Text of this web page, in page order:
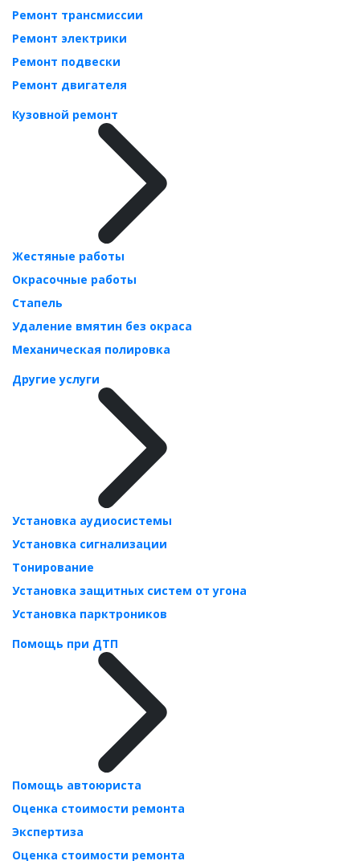
Ремонт трансмиссии
Ремонт электрики
Ремонт подвески
Ремонт двигателя
Кузовной ремонт
Жестяные работы
Окрасочные работы
Стапель
Удаление вмятин без окраса
Механическая полировка
Другие услуги
Установка аудиосистемы
Установка сигнализации
Тонирование
Установка защитных систем от угона
Установка парктроников
Помощь при ДТП
Помощь автоюриста
Оценка стоимости ремонта
Экспертиза
Оценка стоимости ремонта